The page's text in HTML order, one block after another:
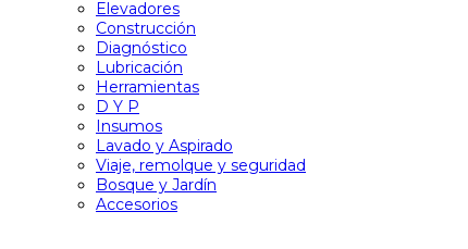
Elevadores
Construcción
Diagnóstico
Lubricación
Herramientas
D Y P
Insumos
Lavado y Aspirado
Viaje, remolque y seguridad
Bosque y Jardín
Accesorios